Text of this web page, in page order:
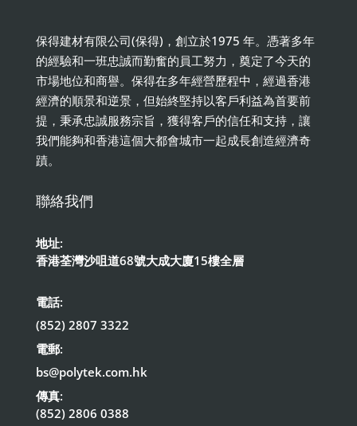
保得建材有限公司(保得)，創立於1975 年。憑著多年
的經驗和一班忠誠而勤奮的員工努力，奠定了今天的
市場地位和商譽。保得在多年經營歷程中，經過香港
經濟的順景和逆景，但始終堅持以客戶利益為首要前
提，秉承忠誠服務宗旨，獲得客戶的信任和支持，讓
我們能夠和香港這個大都會城市一起成長創造經濟奇
蹟。
聯絡我們
地址:
香港荃灣沙咀道68號大成大廈15樓全層
電話:
(852) 2807 3322
電郵:
bs@polytek.com.hk
傳真:
(852) 2806 0388